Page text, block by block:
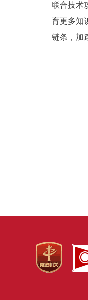
联合技术
育更多知
链条，加